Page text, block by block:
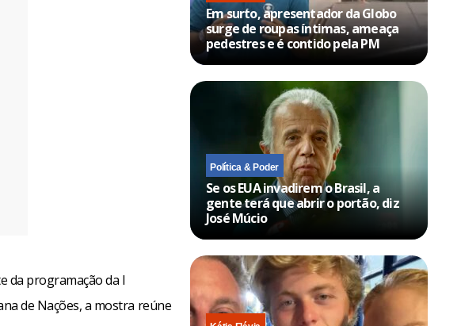
da programação da I
de Nações, a mostra reúne
Em surto, apresentador da Globo
surge de roupas íntimas, ameaça
pedestres e é contido pela PM
Política & Poder
Se os EUA invadirem o Brasil, a
gente terá que abrir o portão, diz
José Múcio